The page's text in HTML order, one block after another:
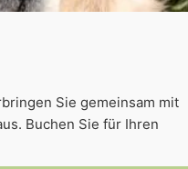
Sie gemeinsam mit
Buchen Sie für Ihren